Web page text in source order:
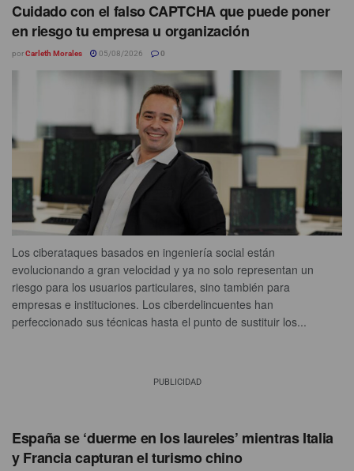
Cuidado con el falso CAPTCHA que puede poner
en riesgo tu empresa u organización
porCarleth Morales 05/08/2026 0
Los ciberataques basados en ingeniería social están
evolucionando a gran velocidad y ya no solo representan un
riesgo para los usuarios particulares, sino también para
empresas e instituciones. Los ciberdelincuentes han
perfeccionado sus técnicas hasta el punto de sustituir los...
PUBLICIDAD
España se ‘duerme en los laureles’ mientras Italia
y Francia capturan el turismo chino